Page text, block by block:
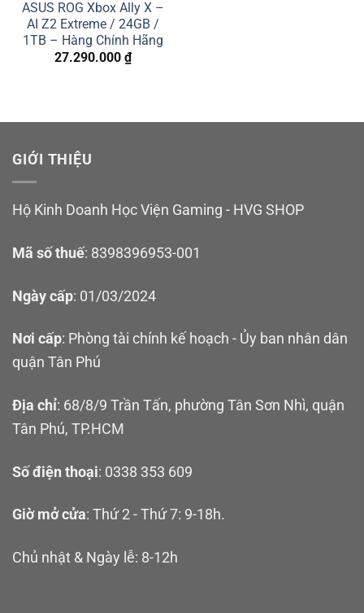
ASUS ROG Xbox Ally X –
AI Z2 Extreme / 24GB /
1TB – Hàng Chính Hãng
27.290.000 ₫
GIỚI THIỆU
Hộ Kinh Doanh Học Viện Gaming - HVG SHOP
Mã số thuế: 8398396953-001
Ngày cấp: 01/03/2024
Nơi cấp: Phòng tài chính kế hoạch - Ủy ban nhân dân
quận Tân Phú
Địa chỉ: 68/8/9 Trần Tấn, phường Tân Sơn Nhì, quận
Tân Phú, TP.HCM
Số điện thoại: 0338 353 609
Giờ mở cửa: Thứ 2 - Thứ 7: 9-18h.
Chủ nhật & Ngày lễ: 8-12h